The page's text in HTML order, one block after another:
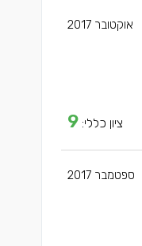
אוקטובר 2017
ציון כללי: 9
ספטמבר 2017